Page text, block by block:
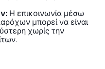
Η επικοινωνία μέσω
μπορεί να είναι
χωρίς την